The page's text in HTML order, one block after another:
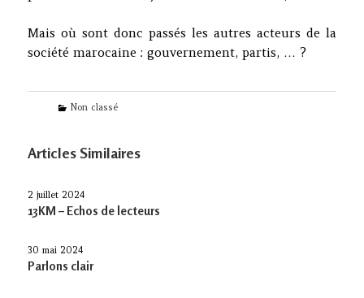
Mais où sont donc passés les autres acteurs de la
société marocaine : gouvernement, partis, … ?
Categories
Non classé
Articles Similaires
2 juillet 2024
13KM – Echos de lecteurs
30 mai 2024
Parlons clair